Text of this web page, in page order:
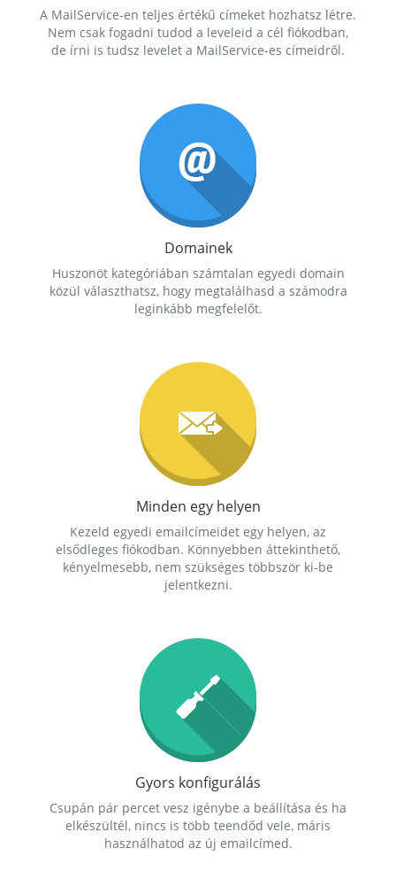
A MailService-en teljes értékű címeket hozhatsz létre.
Nem csak fogadni tudod a leveleid a cél fiókodban,
de írni is tudsz levelet a MailService-es címeidről.
Domainek
Huszonöt kategóriában számtalan egyedi domain
közül választhatsz, hogy megtalálhasd a számodra
leginkább megfelelőt.
Minden egy helyen
Kezeld egyedi emailcímeidet egy helyen, az
elsődleges fiókodban. Könnyebben áttekinthető,
kényelmesebb, nem szükséges többször ki-be
jelentkezni.
Gyors konfigurálás
Csupán pár percet vesz igénybe a beállítása és ha
elkészültél, nincs is több teendőd vele, máris
használhatod az új emailcímed.